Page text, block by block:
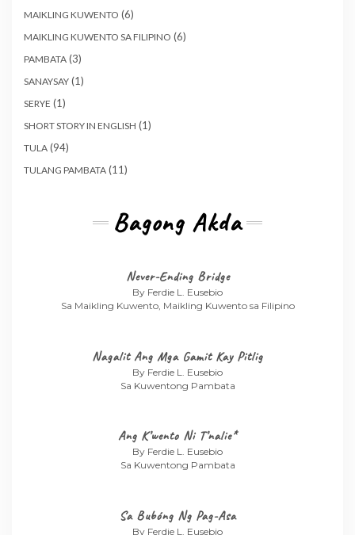
MAIKLING KUWENTO (6)
MAIKLING KUWENTO SA FILIPINO (6)
PAMBATA (3)
SANAYSAY (1)
SERYE (1)
SHORT STORY IN ENGLISH (1)
TULA (94)
TULANG PAMBATA (11)
Bagong Akda
Never-Ending Bridge
By Ferdie L. Eusebio
Sa Maikling Kuwento, Maikling Kuwento sa Filipino
Nagalit Ang Mga Gamit Kay Pitlig
By Ferdie L. Eusebio
Sa Kuwentong Pambata
Ang K’wento Ni T’nalie*
By Ferdie L. Eusebio
Sa Kuwentong Pambata
Sa Bubóng Ng Pag-Asa
By Ferdie L. Eusebio